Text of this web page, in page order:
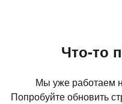
Что-то
Мы уже работаем
Попробуйте обновить